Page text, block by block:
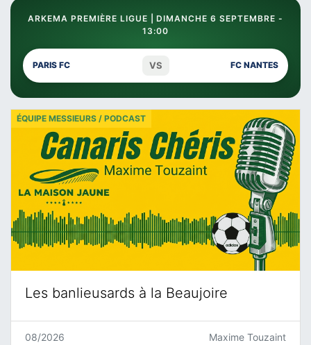
ARKEMA PREMIÈRE LIGUE | DIMANCHE 6 SEPTEMBRE -
13:00
PARIS FC VS FC NANTES
Les banlieusards à la Beaujoire
ÉQUIPE MESSIEURS / PODCAST
08/2026 Maxime Touzaint